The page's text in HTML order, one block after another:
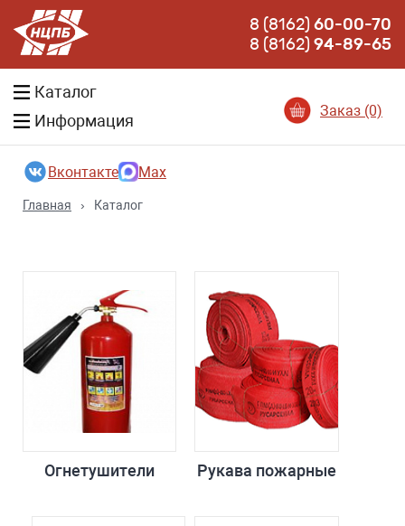
8 (8162)60-00-70
8 (8162)94-89-65
Каталог
Информация
Заказ (0)
Вконтакте Max
Главная › Каталог
Огнетушители Рукава пожарные